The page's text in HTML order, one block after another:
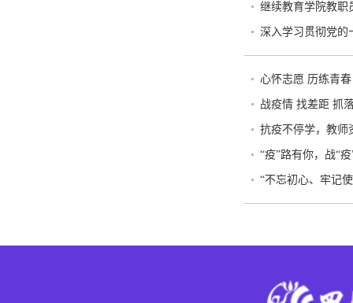
继续教育学院教
深入学习贯彻党的
心怀志愿 历练青
战疫情 找差距 抓
抗疫不停学，教师
“疫”路有你，战“
“不忘初心、牢记